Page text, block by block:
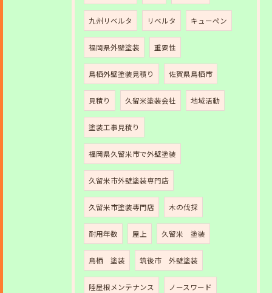
九州リベルタ リベルタ キューペン
福岡県外壁塗装 重要性
鳥栖外壁塗装見積り 佐賀県鳥栖市
見積り 久留米塗装会社 地域活動
塗装工事見積り
福岡県久留米市で外壁塗装
久留米市外壁塗装専門店
久留米市塗装専門店 木の伐採
耐用年数 屋上 久留米 塗装
鳥栖 塗装 筑後市 外壁塗装
陸屋根メンテナンス ノースワード